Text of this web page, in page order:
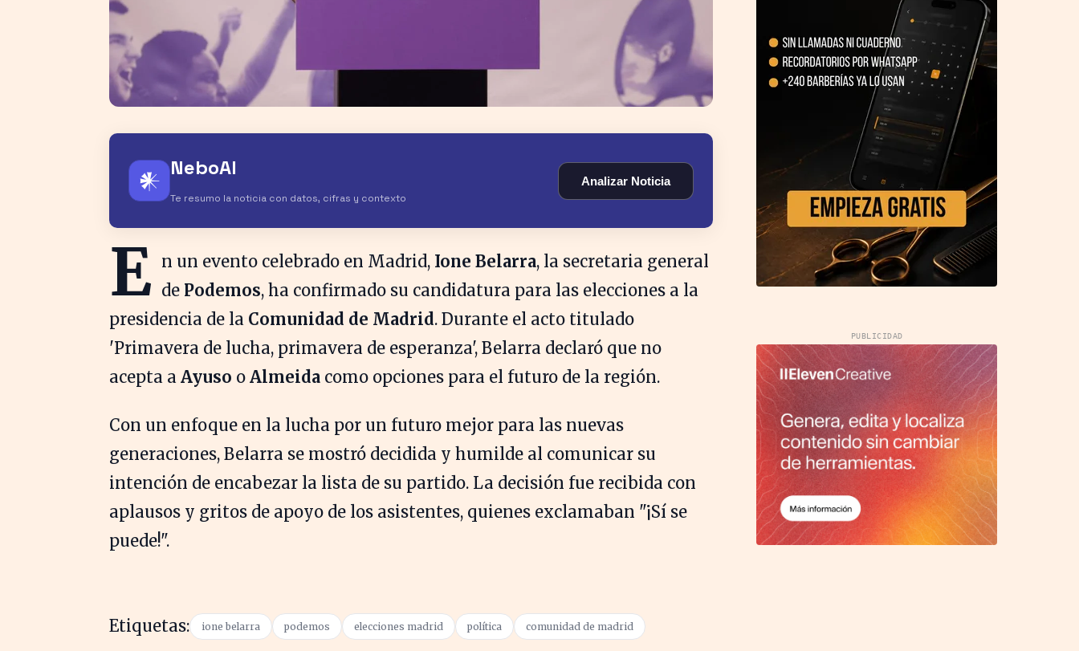
𒀭 NeboAI
Te resumo la noticia con datos, cifras y contexto
Analizar Noticia
E n un evento celebrado en Madrid, Ione Belarra, la secretaria general
de Podemos, ha confirmado su candidatura para las elecciones a la
presidencia de la Comunidad de Madrid. Durante el acto titulado
'Primavera de lucha, primavera de esperanza', Belarra declaró que no
acepta a Ayuso o Almeida como opciones para el futuro de la región.
Con un enfoque en la lucha por un futuro mejor para las nuevas
generaciones, Belarra se mostró decidida y humilde al comunicar su
intención de encabezar la lista de su partido. La decisión fue recibida con
aplausos y gritos de apoyo de los asistentes, quienes exclamaban "¡Sí se
puede!".
Etiquetas: ione belarra podemos elecciones madrid política comunidad de madrid
PUBLICIDAD